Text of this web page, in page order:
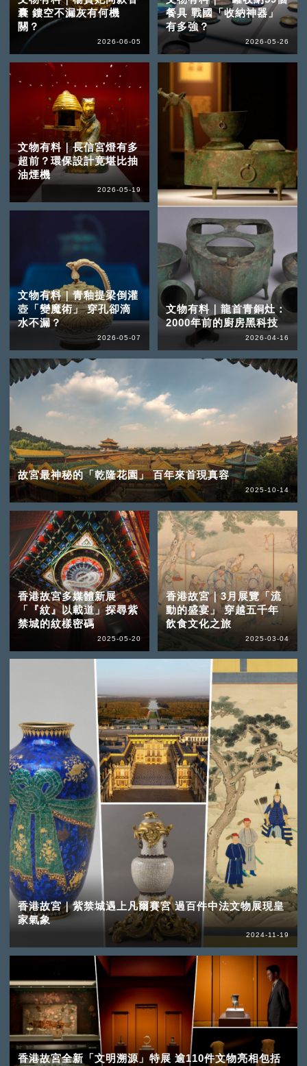
囊 鏤空不漏灰有何機
關？
2026-06-05
餐具 戰國「收納神器」
有多強？
2026-05-26
文物有料｜長信宮燈有多
超前？環保設計竟堪比抽
油煙機
2026-05-19
文物有料｜青釉提梁倒灌
壺「變魔術」 穿孔卻滴
水不漏？
2026-05-07
文物有料｜龍首青銅灶：
2000年前的廚房黑科技
2026-04-16
故宮最神秘的「乾隆花園」 百年來首現真容
2025-10-14
香港故宮多媒體新展
「『紋』以載道」探尋紫
禁城的紋樣密碼
2025-05-20
香港故宮｜3月展覽「流
動的盛宴」 穿越五千年
飲食文化之旅
2025-03-04
香港故宮｜紫禁城遇上凡爾賽宮 過百件中法文物展現皇
家氣象
2024-11-19
香港故宮全新「文明溯源」特展 逾110件文物亮相包括